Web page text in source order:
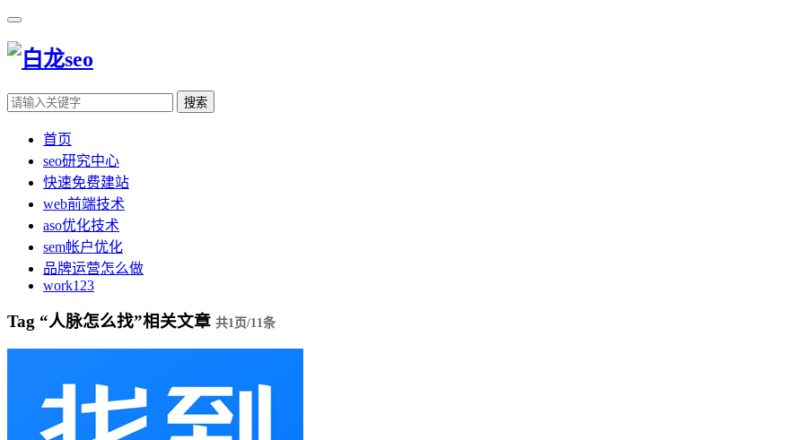
搜索
首页
seo研究中心
快速免费建站
web前端技术
aso优化技术
sem帐户优化
品牌运营怎么做
work123
Tag “人脉怎么找”相关文章 共1页/11条